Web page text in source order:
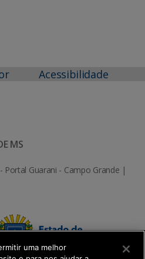
Acessibilidade
MS
Portal Guarani - Campo Grande |
uma melhor